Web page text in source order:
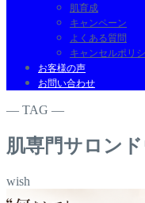
肌育成
キャンペーン
よくある質問
キャンセルポリ
お客様の声
お問い合わせ
― TAG ―
肌専門サロン
wish